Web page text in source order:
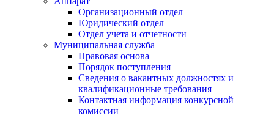
Организационный отдел
Юридический отдел
Отдел учета и отчетности
Муниципальная служба
Правовая основа
Порядок поступления
Сведения о вакантных должностях и
квалификационные требования
Контактная информация конкурсной
комиссии